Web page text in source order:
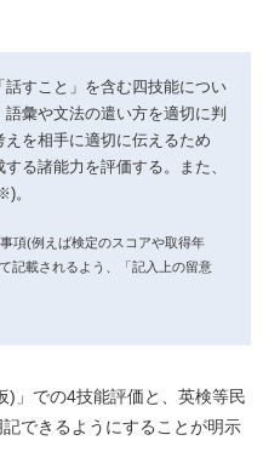
すこと」を含む四技能につい
彙や文法の遣い方を適切に判
を相手に適切に伝えるため
る諸能力を評価する。また、
。
項(例えば検定のスコアや取得年
記載されるよう、「記入上の留意
)」での4技能評価と、英検等民
できるようにすることが明示